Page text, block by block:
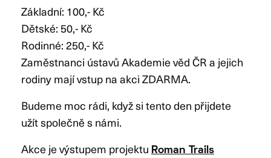
Základní: 100,- Kč
Dětské: 50,- Kč
Rodinné: 250,- Kč
Zaměstnanci ústavů Akademie věd ČR a jejich
rodiny mají vstup na akci ZDARMA.
Budeme moc rádi, když si tento den přijdete
užít společně s námi.
Akce je výstupem projektu Roman Trails